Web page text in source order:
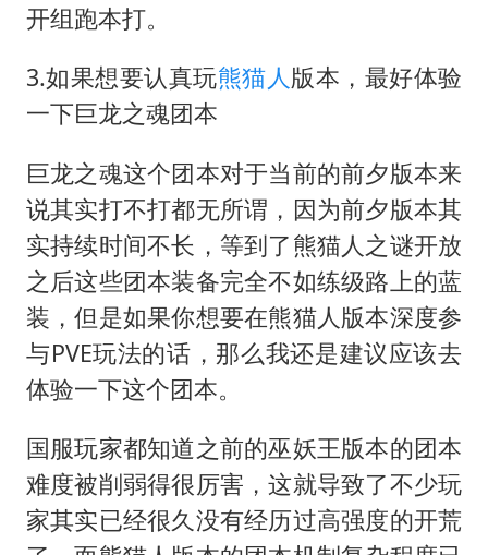
开组跑本打。
3.如果想要认真玩熊猫人版本，最好体验
一下巨龙之魂团本
巨龙之魂这个团本对于当前的前夕版本来
说其实打不打都无所谓，因为前夕版本其
实持续时间不长，等到了熊猫人之谜开放
之后这些团本装备完全不如练级路上的蓝
装，但是如果你想要在熊猫人版本深度参
与PVE玩法的话，那么我还是建议应该去
体验一下这个团本。
国服玩家都知道之前的巫妖王版本的团本
难度被削弱得很厉害，这就导致了不少玩
家其实已经很久没有经历过高强度的开荒